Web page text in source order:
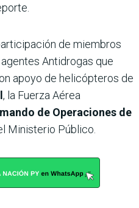
de miembros
Antidrogas que
apoyo de helicópteros de
, la Fuerza Aérea
de Operaciones de
Ministerio Público.